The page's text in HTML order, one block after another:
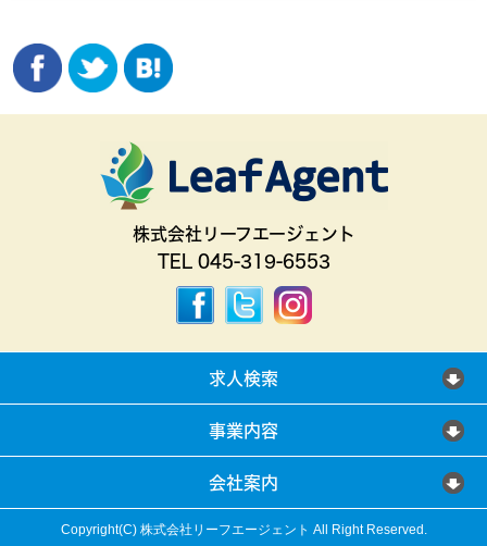
株式会社リーフエージェント
TEL 045-319-6553
求人検索
事業内容
会社案内
Copyright(C) 株式会社リーフエージェント All Right Reserved.